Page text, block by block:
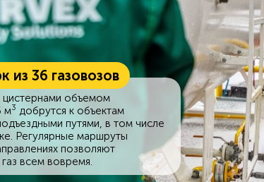
из 36 газовозов
цистернами объемом
м3 добрутся к объектам
путями, в том числе
Регулярные маршруты
позволяют
газ всем вовремя.